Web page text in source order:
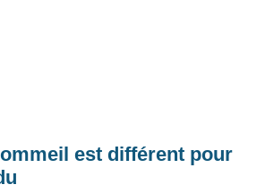
est différent pour